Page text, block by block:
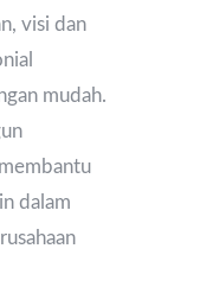
visi dan
mudah.
dalam